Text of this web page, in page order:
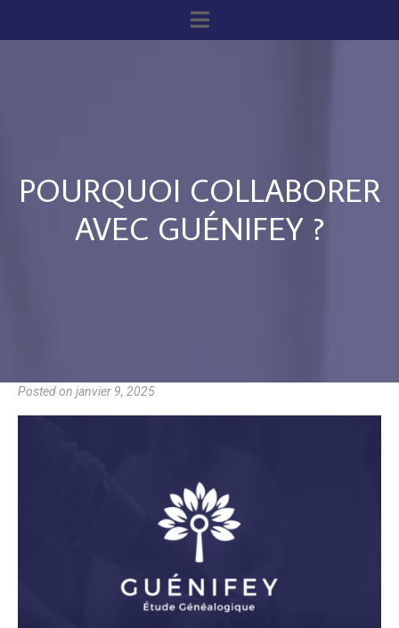
POURQUOI COLLABORER
AVEC GUÉNIFEY ?
Posted on janvier 9, 2025